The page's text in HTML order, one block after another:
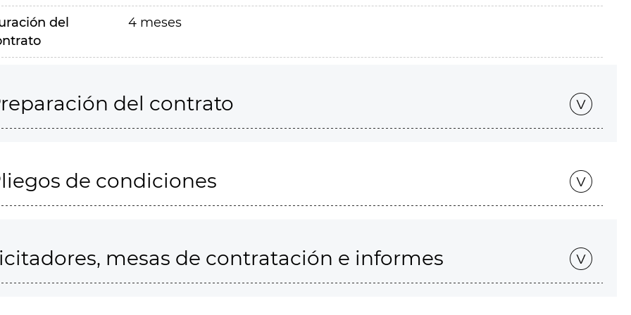
del
4 meses
del contrato
de condiciones
mesas de contratación e informes